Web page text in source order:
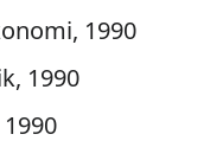
1990
1990